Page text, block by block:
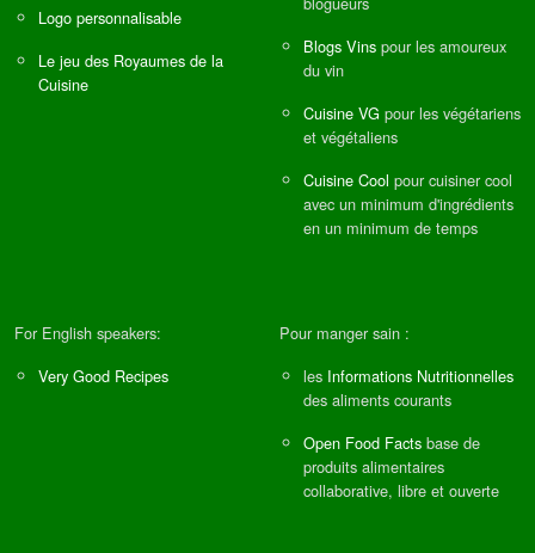
Logo personnalisable
Le jeu des Royaumes de la
Cuisine
Blogs Vins pour les amoureux
du vin
Cuisine VG pour les végétariens
et végétaliens
Cuisine Cool pour cuisiner cool
avec un minimum d'ingrédients
en un minimum de temps
For English speakers:
Very Good Recipes
Pour manger sain :
les Informations Nutritionnelles
des aliments courants
Open Food Facts base de
produits alimentaires
collaborative, libre et ouverte